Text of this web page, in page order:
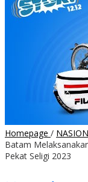
Homepage /
Batam
Pekat Seligi 2023